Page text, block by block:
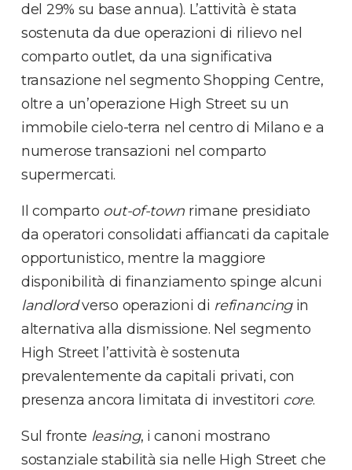
del 29% su base annua). L’attività è stata
sostenuta da due operazioni di rilievo nel
comparto outlet, da una significativa
transazione nel segmento Shopping Centre,
oltre a un’operazione High Street su un
immobile cielo-terra nel centro di Milano e a
numerose transazioni nel comparto
supermercati.
Il comparto out-of-town rimane presidiato
da operatori consolidati affiancati da capitale
opportunistico, mentre la maggiore
disponibilità di finanziamento spinge alcuni
landlordverso operazioni di refinancingin
alternativa alla dismissione. Nel segmento
High Street l’attività è sostenuta
prevalentemente da capitali privati, con
presenza ancora limitata di investitori core.
Sul fronte leasing, i canoni mostrano
sostanziale stabilità sia nelle High Street che